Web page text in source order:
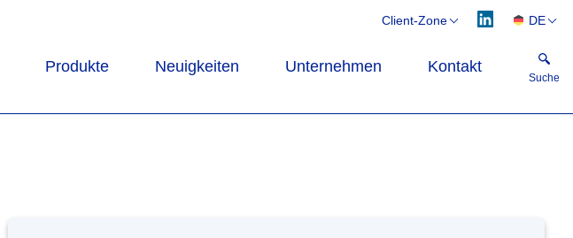
Client-Zone
Flexflow
DE
CS
EN
Produkte Neuigkeiten Unternehmen Kontakt
Suche
Suche